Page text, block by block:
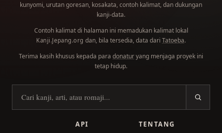
kunyomi, urutan goresan, kosakata, contoh kalimat, dan dukungan
kanji-data.
Contoh kalimat di halaman ini memadukan kalimat lokal
Kanji.Jepang.org dan, bila tersedia, data dari Tatoeba.
Terima kasih khusus kepada para donaturyang menjaga proyek ini
tetap hidup.
Cari kanji
API
TENTANG